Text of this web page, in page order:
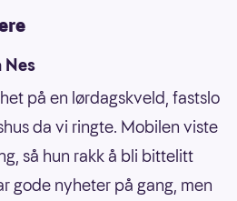
Nes
på en lørdagskveld, fastslo
da vi ringte. Mobilen viste
så hun rakk å bli bittelitt
gode nyheter på gang, men